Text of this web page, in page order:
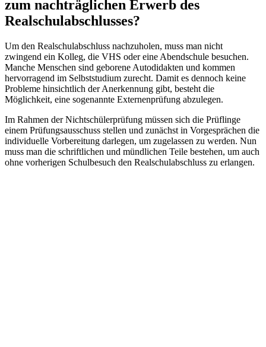
zum nachträglichen Erwerb des
Realschulabschlusses?
Um den Realschulabschluss nachzuholen, muss man nicht
zwingend ein Kolleg, die VHS oder eine Abendschule besuchen.
Manche Menschen sind geborene Autodidakten und kommen
hervorragend im Selbststudium zurecht. Damit es dennoch keine
Probleme hinsichtlich der Anerkennung gibt, besteht die
Möglichkeit, eine sogenannte Externenprüfung abzulegen.
Im Rahmen der Nichtschülerprüfung müssen sich die Prüflinge
einem Prüfungsausschuss stellen und zunächst in Vorgesprächen die
individuelle Vorbereitung darlegen, um zugelassen zu werden. Nun
muss man die schriftlichen und mündlichen Teile bestehen, um auch
ohne vorherigen Schulbesuch den Realschulabschluss zu erlangen.